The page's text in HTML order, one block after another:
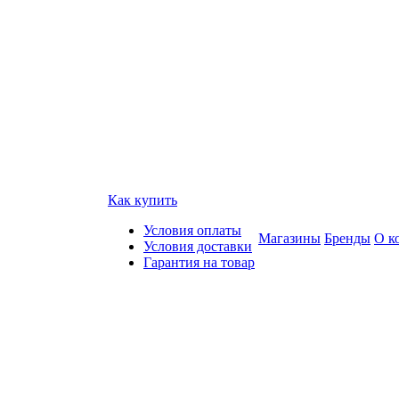
Как купить
Условия оплаты
Условия доставки
Гарантия на товар
Магазины Бренды О